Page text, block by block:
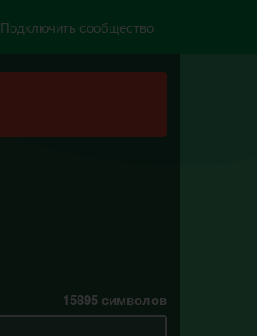
Подключить сообщество
15895 символов